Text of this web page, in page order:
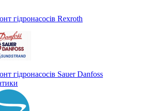
гідронасосів Rexroth
гідронасосів Sauer Danfoss